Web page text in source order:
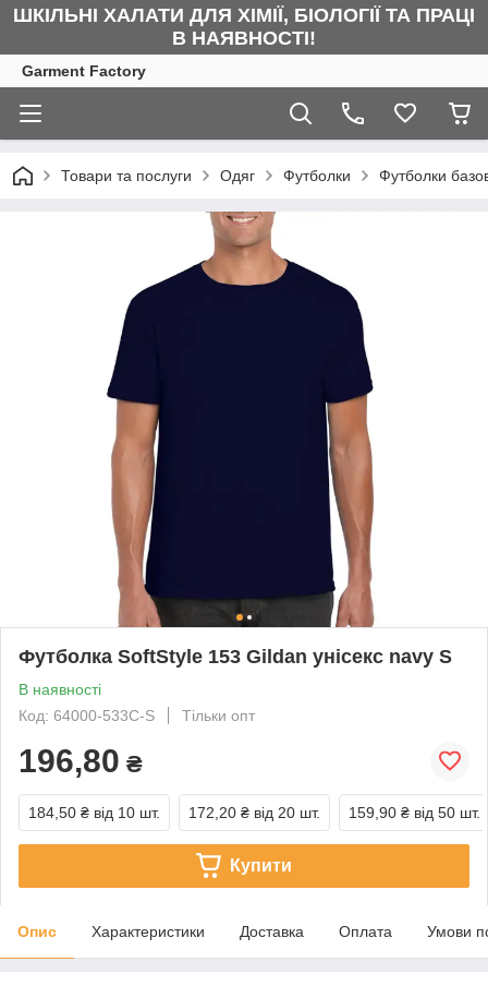
ШКІЛЬНІ ХАЛАТИ ДЛЯ ХІМІЇ, БІОЛОГІЇ ТА ПРАЦІ
В НАЯВНОСТІ!
Garment Factory
Товари та послуги Одяг Футболки Футболки
Футболка SoftStyle 153 Gildan унісекс navy S
В наявності
Код: 64000-533C-S
Тільки опт
196,80 ₴
184,50 ₴ від 10 шт. 172,20 ₴ від 20 шт. 159,90 ₴ від 50 шт.
Купити
Опис Характеристики Доставка Оплата Умови